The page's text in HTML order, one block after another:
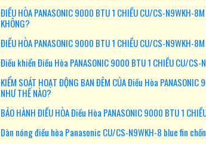
ĐIỀU HÒA PANASONIC 9000 BTU 1 CHIỀU CU/CS-N9WKH-
KHÔNG?
ĐIỀU HÒA PANASONIC 9000 BTU 1 CHIỀU CU/CS-N9WKH-8M
Điều khiển Điều Hòa PANASONIC 9000 BTU 1 CHIỀU CU/
KIỂM SOÁT HOẠT ĐỘNG BAN ĐÊM CỦA Điều Hòa
NHƯ THẾ NÀO?
BẢO HÀNH ĐIỀU HÒA Điều Hòa PANASONIC 9000 BTU 1
Dàn nóng điều hòa Panasonic CU/CS-N9WKH-8 blue fin